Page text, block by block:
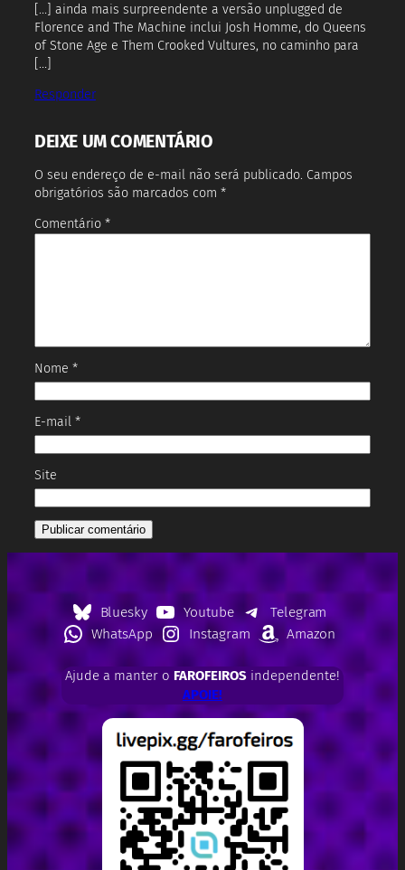
[…] ainda mais surpreendente a versão unplugged de
Florence and The Machine inclui Josh Homme, do Queens
of Stone Age e Them Crooked Vultures, no caminho para
[…]
Responder
DEIXE UM COMENTÁRIO
O seu endereço de e-mail não será publicado. Campos
obrigatórios são marcados com *
Comentário *
Nome *
E-mail *
Site
Bluesky Youtube
Telegram
WhatsApp
Instagram Amazon
Ajude a manter o FAROFEIROSindependente!
APOIE!